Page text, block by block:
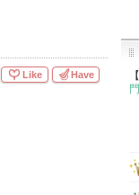
Like Have 【
門